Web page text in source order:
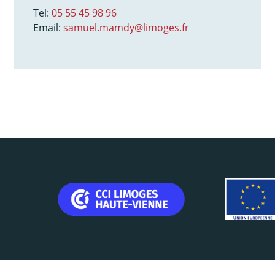
Tel:05 55 45 98 96
Email:samuel.mamdy@limoges.fr